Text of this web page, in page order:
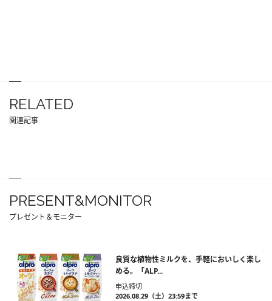
RELATED
関連記事
PRESENT&MONITOR
プレゼント＆モニター
良質な植物性ミルクを、手軽においしく楽し
める。「ALP...
申込締切
2026.08.29（土）23:59まで